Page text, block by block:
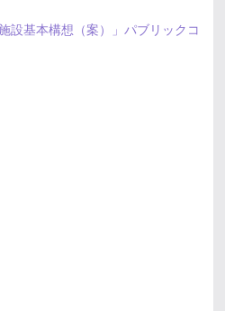
設基本構想（案）」パブリックコ